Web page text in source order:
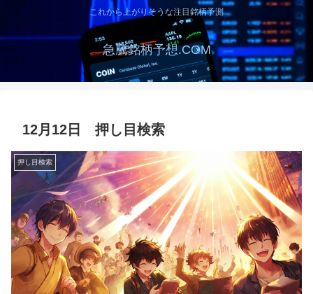
これから上がりそうな注目銘柄予測
急騰銘柄予想.COM
12月12日 押し目検索
押し目検索